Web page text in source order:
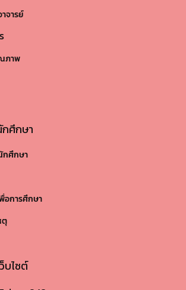
จารย์
ภาพ
ศึกษา
กศึกษา
อการศึกษา
ตุ
บไซต์